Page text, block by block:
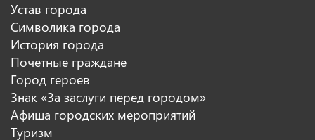
Устав города
Символика города
История города
Почетные граждане
Город героев
Знак «За заслуги перед городом»
Афиша городских мероприятий
Туризм